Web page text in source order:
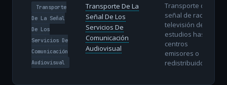
Transporte
De La Señal
De Los
Servicios De
Comunicación
Audiovisual
Transporte De La
Señal De Los
Servicios De
Comunicación
Audiovisual
Transporte de la
señal de radio y
televisión desde
estudios hasta
centros
emisores o
redistribuidores.